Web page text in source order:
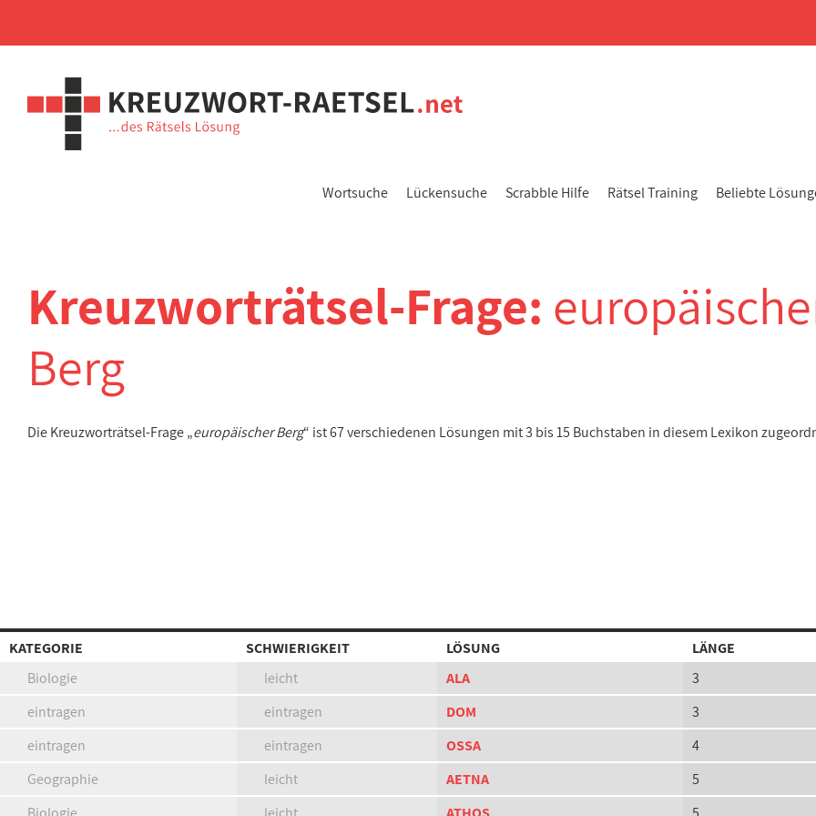
Wortsuche Lückensuche Scrabble Hilfe Rätsel Training Beliebte
Kreuzworträtsel-Frage:
Berg
Die Kreuzworträtsel-Frage „europäischer Berg“ ist 67 verschiedenen Lösungen mit 3 bis 15 Buchstaben in diesem Lexikon
KATEGORIE SCHWIERIGKEIT LÖSUNG
LÄNGE
Biologie
leicht ALA
3
eintragen
eintragen DOM
3
eintragen
eintragen OSSA
4
Geographie
leicht AETNA
5